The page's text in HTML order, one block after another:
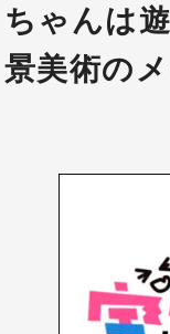
ちゃんは
景美術の